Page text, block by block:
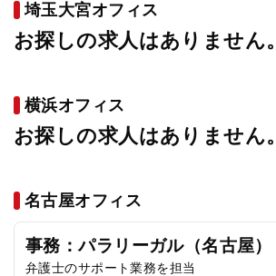
埼玉大宮オフィス
お探しの求人はありません。
横浜オフィス
お探しの求人はありません。
名古屋オフィス
事務：パラリーガル（名古屋）
弁護士のサポート業務を担当